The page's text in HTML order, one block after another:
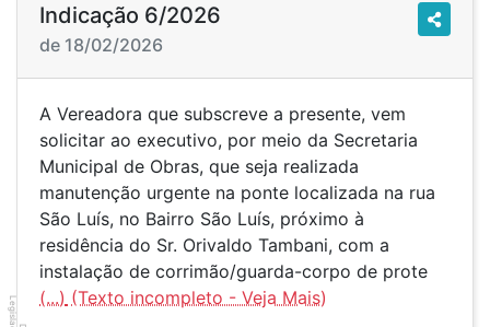
Indicação 6/2026
de 18/02/2026
A Vereadora que subscreve a presente, vem
solicitar ao executivo, por meio da Secretaria
Municipal de Obras, que seja realizada
manutenção urgente na ponte localizada na rua
São Luís, no Bairro São Luís, próximo à
residência do Sr. Orivaldo Tambani, com a
instalação de corrimão/guarda-corpo de prote
(...)